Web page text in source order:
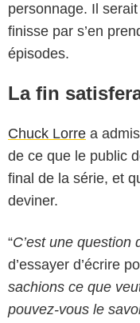
personnage. Il
finisse par s’en
épisodes.
La fin
Chuck Lorre a
de ce que le public
final de la série, et
deviner.
“C’est une question
d’essayer d’écrire
sachions ce que
pouvez-vous le